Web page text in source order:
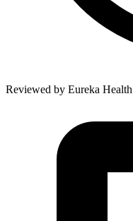
Reviewed by Eureka